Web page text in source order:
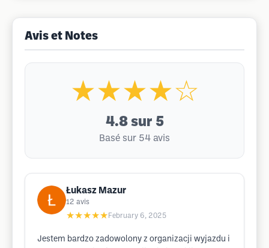
Avis et Notes
★★★★☆
4.8 sur 5
Basé sur 54 avis
Łukasz Mazur
12 avis
★★★★★ February 6, 2025
Jestem bardzo zadowolony z organizacji wyjazdu i